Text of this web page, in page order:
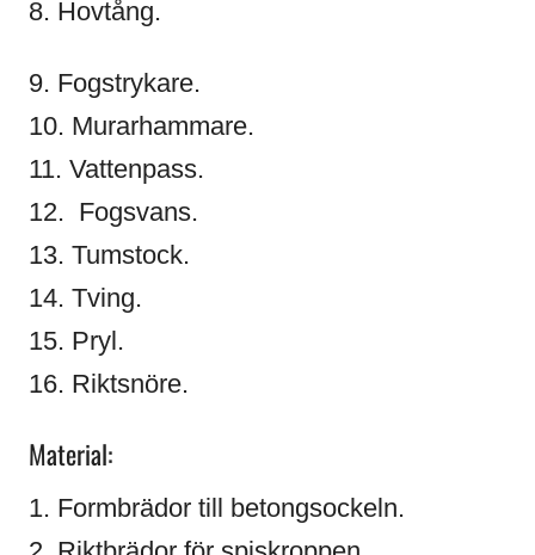
8. Hovtång.
9. Fogstrykare.
10. Murarhammare.
11. Vattenpass.
12. Fogsvans.
13. Tumstock.
14. Tving.
15. Pryl.
16. Riktsnöre.
Material:
1. Formbrädor till betongsockeln.